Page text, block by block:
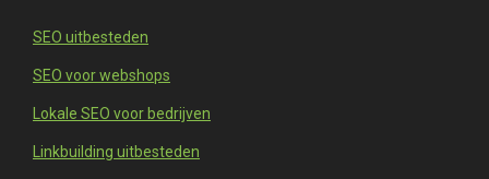
SEO uitbesteden
SEO voor webshops
Lokale SEO voor bedrijven
Linkbuilding uitbesteden